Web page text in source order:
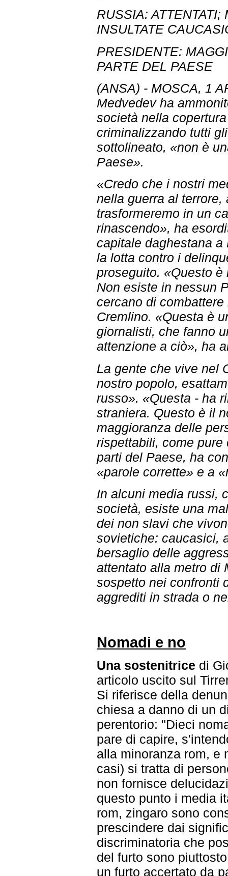
RUSSIA:
INSULTATE
PRESIDENTE:
PARTE DEL PAESE
(ANSA) - MOSCA, 1
Medvedev ha
società nella
criminalizzando tutti
sottolineato, «non è
Paese».
«Credo che i nostri
nella guerra al
trasformeremo in un
rinascendo», ha
capitale daghestana
la lotta contro i
proseguito. «Questo
Non esiste in nessun
cercano di
Cremlino. «Questa è
giornalisti, che fanno
attenzione a ciò», ha
La gente che vive nel
nostro popolo,
russo». «Questa - ha
straniera. Questo è il
maggioranza delle
rispettabili, come
parti del Paese, ha
«parole corrette» e a
In alcuni media russi,
società, esiste una
dei non slavi che
sovietiche: caucasici,
bersaglio delle
attentato alla metro di
sospetto nei confronti
aggrediti in strada o
Nomadi e no
Una sostenitrice di
articolo uscito sul
Si riferisce della
chiesa a danno di un
perentorio: "Dieci
pare di capire,
alla minoranza rom, e
casi) si tratta di
non fornisce
questo punto i media
rom, zingaro sono
prescindere dai
discriminatoria che
del furto sono
un furto accertato da